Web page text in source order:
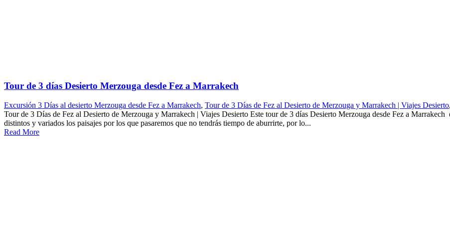
Tour de 3 días Desierto Merzouga desde Fez a Marrakech
Excursión 3 Días al desierto Merzouga desde Fez a Marrakech, Tour de 3 Días de Fez al Desierto de Merzouga y Marrakech | Viajes Desierto,
Tour de 3 Días de Fez al Desierto de Merzouga y Marrakech | Viajes Desierto Este tour de 3 días Desierto Merzouga desde Fez a Marrakech
distintos y variados los paisajes por los que pasaremos que no tendrás tiempo de aburrirte, por lo...
Read More